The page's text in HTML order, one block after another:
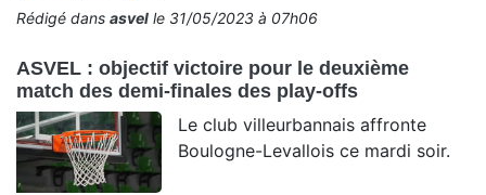
Rédigé dans asvel le 31/05/2023 à 07h06
ASVEL : objectif victoire pour le deuxième
match des demi-finales des play-offs
Le club villeurbannais affronte
Boulogne-Levallois ce mardi soir.